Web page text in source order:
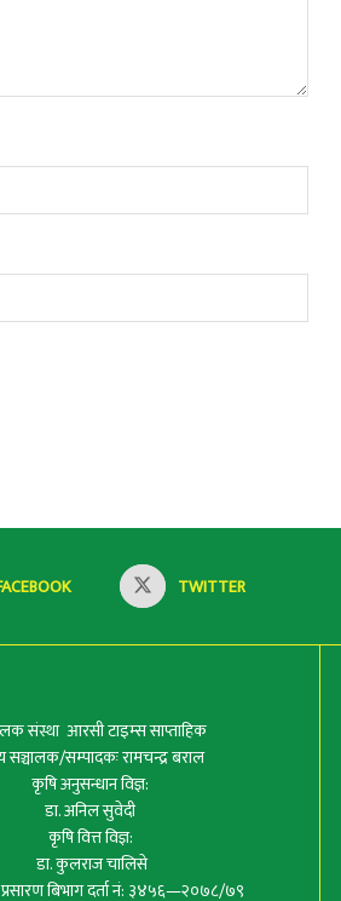
TWITTER
संस्था आरसी टाइम्स साप्ताहिक
सम्पादकः रामचन्द्र बराल
कृषि अनुसन्धान विज्ञ:
डा. अनिल सुवेदी
कृषि वित्त विज्ञ:
डा. कुलराज चालिसे
बिभाग दर्ता नं: ३४५६—२०७८/७९